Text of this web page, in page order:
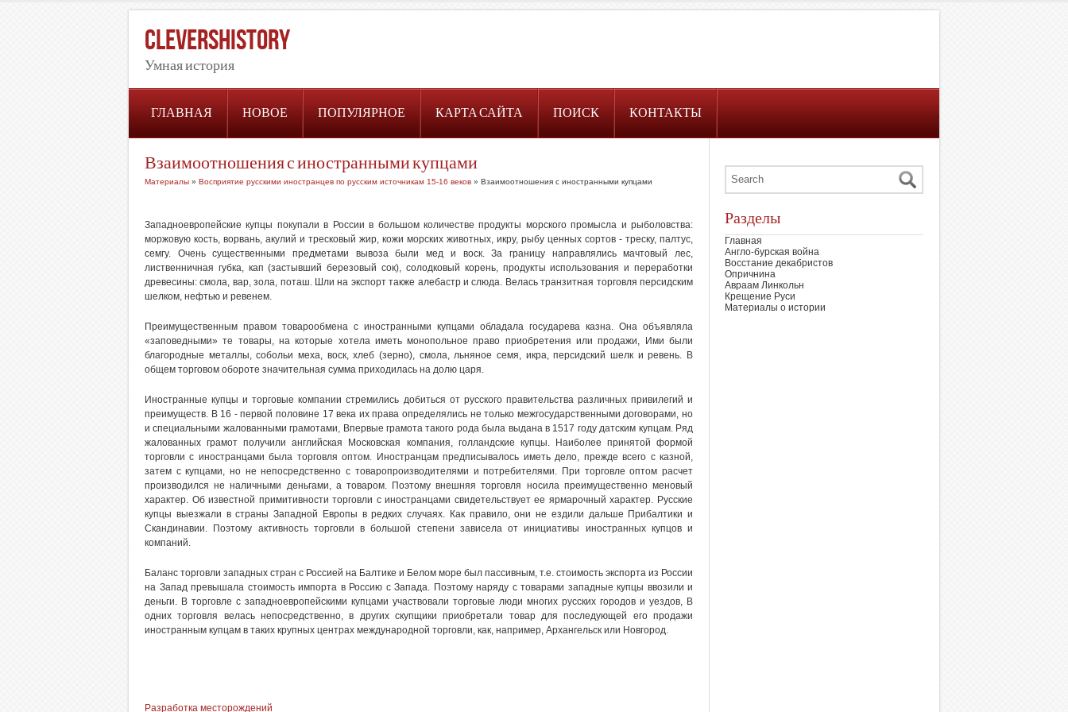
CleversHistory
Умная история
ГЛАВНАЯ НОВОЕ ПОПУЛЯРНОЕ КАРТА САЙТА ПОИСК КОНТАКТЫ
Взаимоотношения с иностранными купцами
Материалы » Восприятие русскими иностранцев по русским источникам 15-16 веков » Взаимоотношения с иностранными купцами
Западноевропейские купцы покупали в России в большом количестве продукты морского промысла и рыболовства:
моржовую кость, ворвань, акулий и тресковый жир, кожи морских животных, икру, рыбу ценных сортов - треску, палтус,
семгу. Очень существенными предметами вывоза были мед и воск. За границу направлялись мачтовый лес,
лиственничная губка, кап (застывший березовый сок), солодковый корень, продукты использования и переработки
древесины: смола, вар, зола, поташ. Шли на экспорт также алебастр и слюда. Велась транзитная торговля персидским
шелком, нефтью и ревенем.
Преимущественным правом товарообмена с иностранными купцами обладала государева казна. Она объявляла
«заповедными» те товары, на которые хотела иметь монопольное право приобретения или продажи, Ими были
благородные металлы, собольи меха, воск, хлеб (зерно), смола, льняное семя, икра, персидский шелк и ревень. В
общем торговом обороте значительная сумма приходилась на долю царя.
Иностранные купцы и торговые компании стремились добиться от русского правительства различных привилегий и
преимуществ. В 16 - первой половине 17 века их права определялись не только межгосударственными договорами, но
и специальными жалованными грамотами, Впервые грамота такого рода была выдана в 1517 году датским купцам. Ряд
жалованных грамот получили английская Московская компания, голландские купцы. Наиболее принятой формой
торговли с иностранцами была торговля оптом. Иностранцам предписывалось иметь дело, прежде всего с казной,
затем с купцами, но не непосредственно с товаропроизводителями и потребителями. При торговле оптом расчет
производился не наличными деньгами, а товаром. Поэтому внешняя торговля носила преимущественно меновый
характер. Об известной примитивности торговли с иностранцами свидетельствует ее ярмарочный характер. Русские
купцы выезжали в страны Западной Европы в редких случаях. Как правило, они не ездили дальше Прибалтики и
Скандинавии. Поэтому активность торговли в большой степени зависела от инициативы иностранных купцов и
компаний.
Баланс торговли западных стран с Россией на Балтике и Белом море был пассивным, т.е. стоимость экспорта из России
на Запад превышала стоимость импорта в Россию с Запада. Поэтому наряду с товарами западные купцы ввозили и
деньги. В торговле с западноевропейскими купцами участвовали торговые люди многих русских городов и уездов, В
одних торговля велась непосредственно, в других скупщики приобретали товар для последующей его продажи
иностранным купцам в таких крупных центрах международной торговли, как, например, Архангельск или Новгород.
Разработка месторождений
Разделы
Главная
Англо-бурская война
Восстание декабристов
Опричнина
Авраам Линкольн
Крещение Руси
Материалы о истории